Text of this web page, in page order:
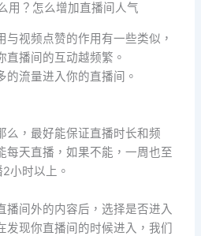
用？怎么增加直播间人气
视频点赞的作用有一些类似，
直播间的互动越频繁。
的流量进入你的直播间。
么，最好能保证直播时长和频
每天直播，如果不能，一周也至
小时以上。
播间外的内容后，选择是否进入
发现你直播间的时候进入，我们